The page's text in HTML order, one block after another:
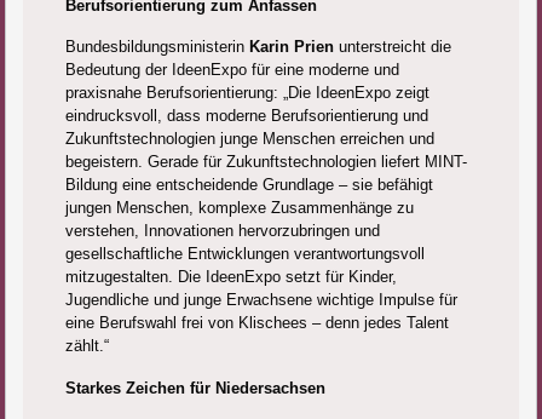
Berufsorientierung zum Anfassen
Bundesbildungsministerin Karin Prienunterstreicht die
Bedeutung der IdeenExpo für eine moderne und
praxisnahe Berufsorientierung: „Die IdeenExpo zeigt
eindrucksvoll, dass moderne Berufsorientierung und
Zukunftstechnologien junge Menschen erreichen und
begeistern. Gerade für Zukunftstechnologien liefert MINT-
Bildung eine entscheidende Grundlage – sie befähigt
jungen Menschen, komplexe Zusammenhänge zu
verstehen, Innovationen hervorzubringen und
gesellschaftliche Entwicklungen verantwortungsvoll
mitzugestalten. Die IdeenExpo setzt für Kinder,
Jugendliche und junge Erwachsene wichtige Impulse für
eine Berufswahl frei von Klischees – denn jedes Talent
zählt.“
Starkes Zeichen für Niedersachsen